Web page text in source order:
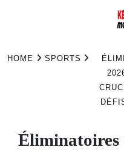
HOME SPORTS
Éliminatoires